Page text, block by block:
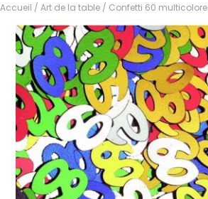
Accueil / Art de la table / Confetti 60 multicolore